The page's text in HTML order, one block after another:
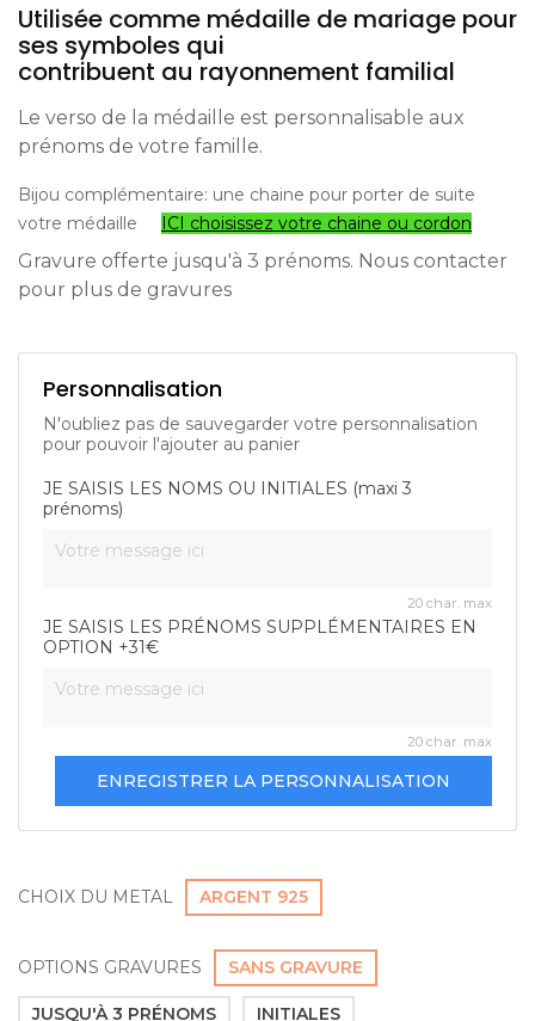
Utilisée comme médaille de mariage pour
ses symboles qui
contribuent au rayonnement familial
Le verso de la médaille est personnalisable aux
prénoms de votre famille.
Bijou complémentaire: une chaine pour porter de suite
votre médaille
ICI choisissez votre chaine ou cordon
Gravure offerte jusqu'à 3 prénoms. Nous contacter
pour plus de gravures
Personnalisation
N'oubliez pas de sauvegarder votre personnalisation
pour pouvoir l'ajouter au panier
JE SAISIS LES NOMS OU INITIALES (maxi 3
prénoms)
20 char. max
JE SAISIS LES PRÉNOMS SUPPLÉMENTAIRES EN
OPTION +31€
20 char. max
ENREGISTRER LA PERSONNALISATION
CHOIX DU METAL ARGENT 925
OPTIONS GRAVURES SANS GRAVURE
JUSQU'À 3 PRÉNOMS INITIALES